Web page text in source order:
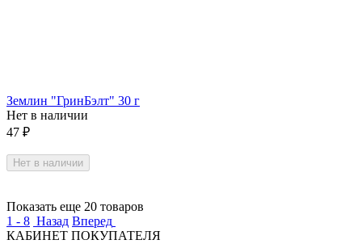
Землин "ГринБэлт" 30 г
Нет в наличии
47 ₽
Нет в наличии
Показать еще 20 товаров
1 - 8 Назад Вперед
КАБИНЕТ ПОКУПАТЕЛЯ